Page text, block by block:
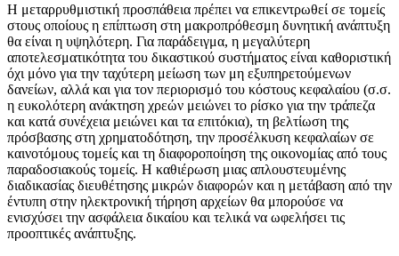
Η μεταρρυθμιστική προσπάθεια πρέπει να επικεντρωθεί σε τομείς
στους οποίους η επίπτωση στη μακροπρόθεσμη δυνητική ανάπτυξη
θα είναι η υψηλότερη. Για παράδειγμα, η μεγαλύτερη
αποτελεσματικότητα του δικαστικού συστήματος είναι καθοριστική
όχι μόνο για την ταχύτερη μείωση των μη εξυπηρετούμενων
δανείων, αλλά και για τον περιορισμό του κόστους κεφαλαίου (σ.σ.
η ευκολότερη ανάκτηση χρεών μειώνει το ρίσκο για την τράπεζα
και κατά συνέχεια μειώνει και τα επιτόκια), τη βελτίωση της
πρόσβασης στη χρηματοδότηση, την προσέλκυση κεφαλαίων σε
καινοτόμους τομείς και τη διαφοροποίηση της οικονομίας από τους
παραδοσιακούς τομείς. Η καθιέρωση μιας απλουστευμένης
διαδικασίας διευθέτησης μικρών διαφορών και η μετάβαση από την
έντυπη στην ηλεκτρονική τήρηση αρχείων θα μπορούσε να
ενισχύσει την ασφάλεια δικαίου και τελικά να ωφελήσει τις
προοπτικές ανάπτυξης.